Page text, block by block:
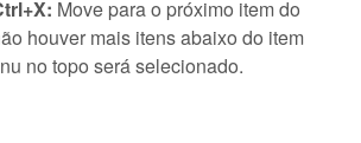
Move para o próximo item do
houver mais itens abaixo do item
no topo será selecionado.